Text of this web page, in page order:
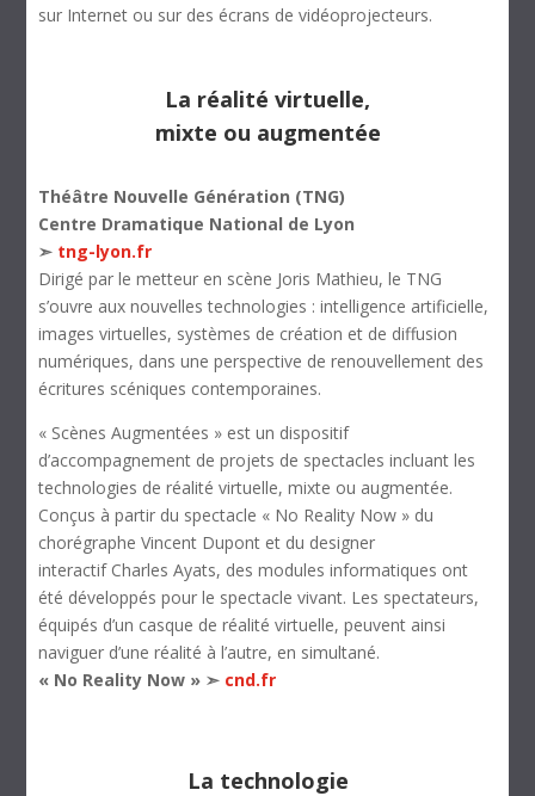
sur Internet ou sur des écrans de vidéoprojecteurs.
La réalité virtuelle,
mixte ou augmentée
Théâtre Nouvelle Génération (TNG)
Centre Dramatique National de Lyon
➣ tng-lyon.fr
Dirigé par le metteur en scène Joris Mathieu, le TNG
s’ouvre aux nouvelles technologies : intelligence artificielle,
images virtuelles, systèmes de création et de diffusion
numériques, dans une perspective de renouvellement des
écritures scéniques contemporaines.
« Scènes Augmentées » est un dispositif
d’accompagnement de projets de spectacles incluant les
technologies de réalité virtuelle, mixte ou augmentée.
Conçus à partir du spectacle « No Reality Now » du
chorégraphe Vincent Dupont et du designer
interactif Charles Ayats, des modules informatiques ont
été développés pour le spectacle vivant. Les spectateurs,
équipés d’un casque de réalité virtuelle, peuvent ainsi
naviguer d’une réalité à l’autre, en simultané.
« No Reality Now » ➣ cnd.fr
La technologie